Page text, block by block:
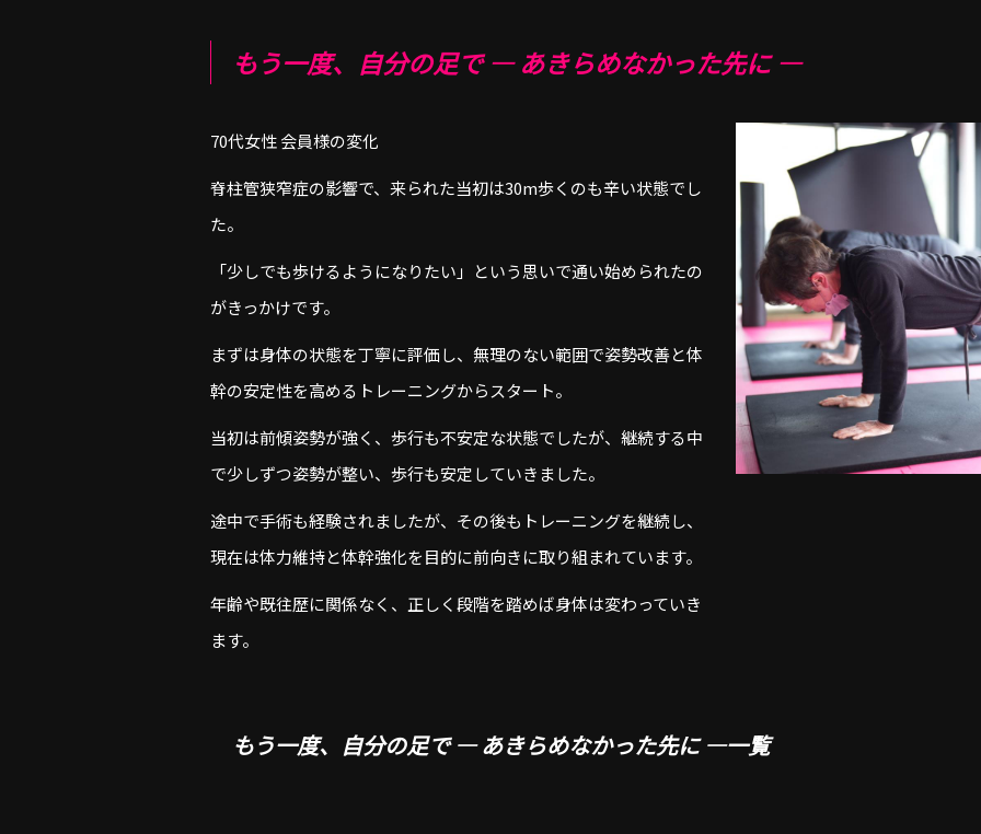
もう一度、自分の足で ― あきらめなかった先に ―
70代女性 会員様の変化
脊柱管狭窄症の影響で、来られた当初は30m歩くのも辛い状態でし
た。
「少しでも歩けるようになりたい」という思いで通い始められたの
がきっかけです。
まずは身体の状態を丁寧に評価し、無理のない範囲で姿勢改善と体
幹の安定性を高めるトレーニングからスタート。
当初は前傾姿勢が強く、歩行も不安定な状態でしたが、継続する中
で少しずつ姿勢が整い、歩行も安定していきました。
途中で手術も経験されましたが、その後もトレーニングを継続し、
現在は体力維持と体幹強化を目的に前向きに取り組まれています。
年齢や既往歴に関係なく、正しく段階を踏めば身体は変わっていき
ます。
もう一度、自分の足で ― あきらめなかった先に ―一覧